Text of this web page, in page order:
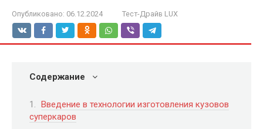
Опубликовано: 06.12.2024 Тест-Драйв LUX
Содержание
Введение в технологии изготовления кузовов
суперкаров